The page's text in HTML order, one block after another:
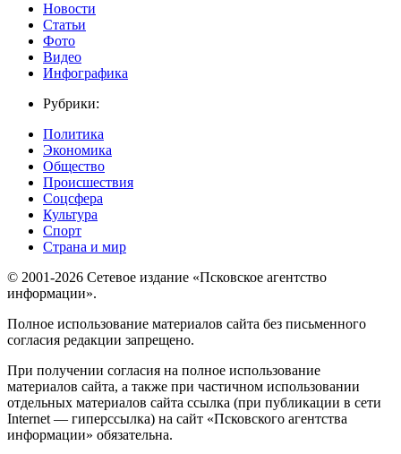
Новости
Статьи
Фото
Видео
Инфографика
Рубрики:
Политика
Экономика
Общество
Происшествия
Соцсфера
Культура
Спорт
Страна и мир
© 2001-2026 Сетевое издание «Псковское агентство
информации».
Полное использование материалов сайта без письменного
согласия редакции запрещено.
При получении согласия на полное использование
материалов сайта, а также при частичном использовании
отдельных материалов сайта ссылка (при публикации в сети
Internet — гиперссылка) на сайт «Псковского агентства
информации» обязательна.